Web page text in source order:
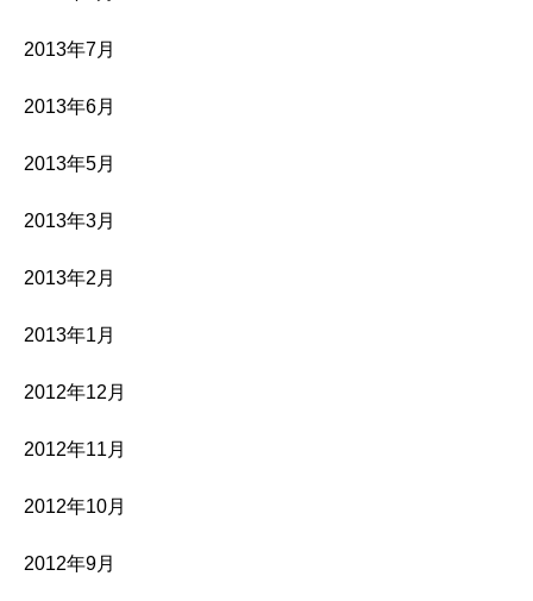
2013年7月
2013年6月
2013年5月
2013年3月
2013年2月
2013年1月
2012年12月
2012年11月
2012年10月
2012年9月